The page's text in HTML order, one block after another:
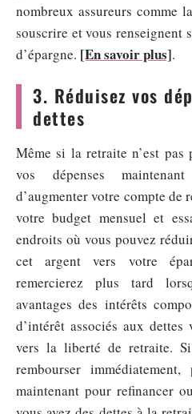
nombreux assureurs comme
souscrire et vous renseignent
d’épargne. [En savoir plus].
3. Réduisez vos
dettes
Même si la retraite n’est
vos dépenses
d’augmenter votre compte de
votre budget mensuel et
endroits où vous pouvez
cet argent vers votre
remercierez plus tard
avantages des intérêts
d’intérêt associés aux
vers la liberté de retraite.
rembourser
maintenant pour refinancer